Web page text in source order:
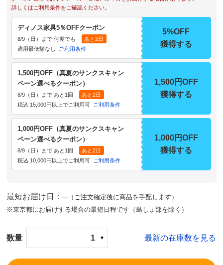
詳しくはご利用条件をご確認ください。
ディノス家具5％OFFクーポン
8/9（日）まで 何度でも
あと2日
適用最低額なし
ご利用条件
5%OFF
獲得する
1,500円OFF（真夏のサンクスキャン
ペーン選べるクーポン）
8/9（日）まで あと1回
あと2日
税込 15,000円以上でご利用可
ご利用条件
1,500円OFF
獲得する
1,000円OFF（真夏のサンクスキャン
ペーン選べるクーポン）
8/9（日）まで あと1回
あと2日
税込 10,000円以上でご利用可
ご利用条件
1,000円OFF
獲得する
最短お届け日：─（ご注文確定後に商品を手配します）
※東京都にお届けする場合の最短日程です（島しょ部を除く）
数量 1 最新の在庫数を見る